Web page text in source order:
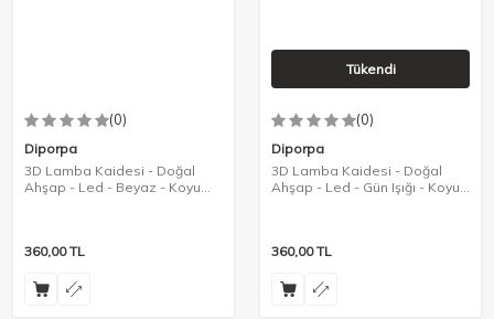
(0)
Diporpa
3D Lamba Kaidesi - Doğal
Ahşap - Led - Beyaz - Koyu
360,00TL
Tükendi
(0)
Diporpa
3D Lamba Kaidesi - Doğal
Ahşap - Led - Gün Işığı - Koyu
360,00TL